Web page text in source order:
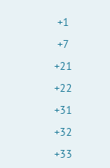
+1
+7
+21
+22
+31
+32
+33